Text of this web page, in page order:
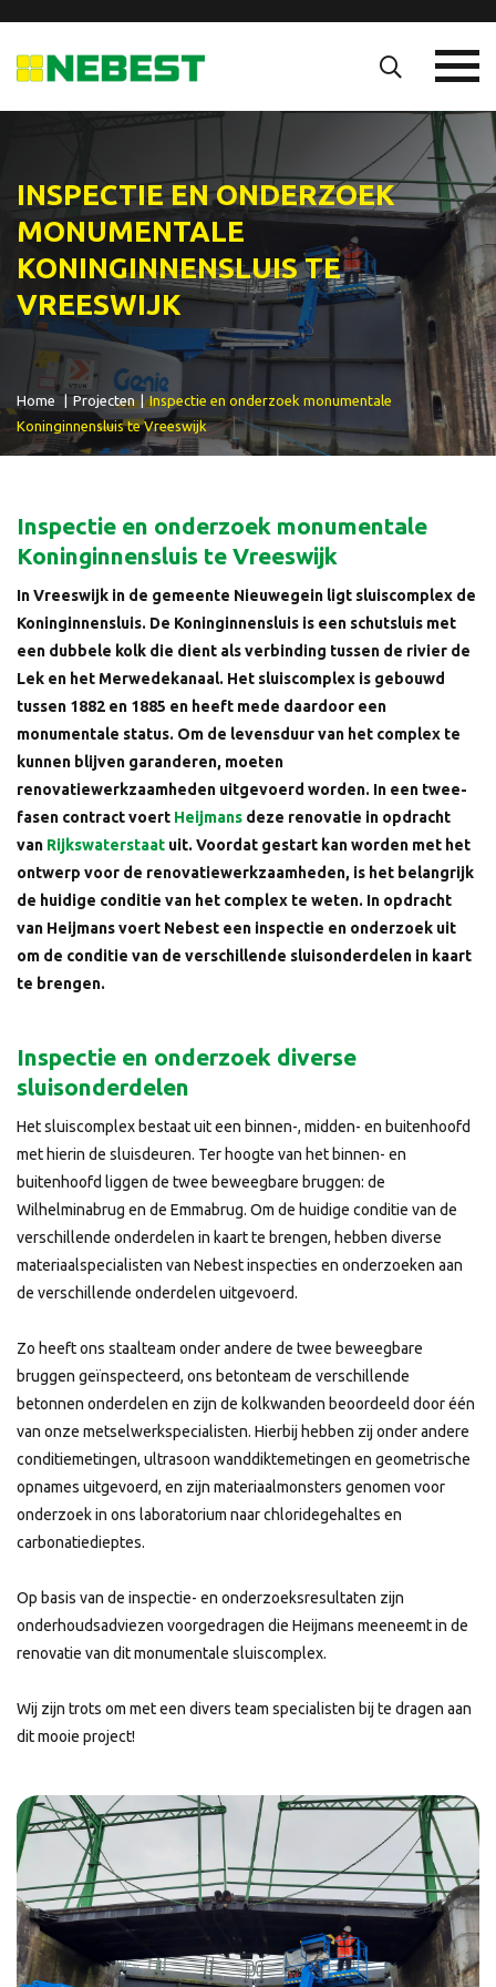
INSPECTIE EN ONDERZOEK
MONUMENTALE
KONINGINNENSLUIS TE
VREESWIJK
Home | Projecten
Inspectie en onderzoek monumentale
Koninginnensluis te Vreeswijk
Inspectie en onderzoek monumentale
Koninginnensluis te Vreeswijk
In Vreeswijk in de gemeente Nieuwegein ligt sluiscomplex de
Koninginnensluis. De Koninginnensluis is een schutsluis met
een dubbele kolk die dient als verbinding tussen de rivier de
Lek en het Merwedekanaal. Het sluiscomplex is gebouwd
tussen 1882 en 1885 en heeft mede daardoor een
monumentale status. Om de levensduur van het complex te
kunnen blijven garanderen, moeten
renovatiewerkzaamheden uitgevoerd worden. In een twee-
fasen contract voert Heijmans deze renovatie in opdracht
van Rijkswaterstaat uit. Voordat gestart kan worden met het
ontwerp voor de renovatiewerkzaamheden, is het belangrijk
de huidige conditie van het complex te weten. In opdracht
van Heijmans voert Nebest een inspectie en onderzoek uit
om de conditie van de verschillende sluisonderdelen in kaart
te brengen.
Inspectie en onderzoek diverse
sluisonderdelen
Het sluiscomplex bestaat uit een binnen-, midden- en buitenhoofd
met hierin de sluisdeuren. Ter hoogte van het binnen- en
buitenhoofd liggen de twee beweegbare bruggen: de
Wilhelminabrug en de Emmabrug. Om de huidige conditie van de
verschillende onderdelen in kaart te brengen, hebben diverse
materiaalspecialisten van Nebest inspecties en onderzoeken aan
de verschillende onderdelen uitgevoerd.
Zo heeft ons staalteam onder andere de twee beweegbare
bruggen geïnspecteerd, ons betonteam de verschillende
betonnen onderdelen en zijn de kolkwanden beoordeeld door één
van onze metselwerkspecialisten. Hierbij hebben zij onder andere
conditiemetingen, ultrasoon wanddiktemetingen en geometrische
opnames uitgevoerd, en zijn materiaalmonsters genomen voor
onderzoek in ons laboratorium naar chloridegehaltes en
carbonatiedieptes.
Op basis van de inspectie- en onderzoeksresultaten zijn
onderhoudsadviezen voorgedragen die Heijmans meeneemt in de
renovatie van dit monumentale sluiscomplex.
Wij zijn trots om met een divers team specialisten bij te dragen aan
dit mooie project!